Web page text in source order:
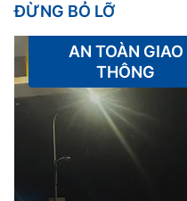
ĐỪNG BỎ LỠ
AN TOÀN GIAO
THÔNG